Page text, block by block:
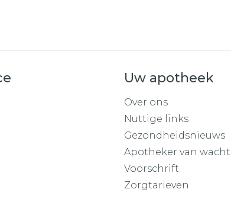
Uw apotheek
Over ons
Nuttige links
Gezondheidsnieuws
Apotheker van wacht
Voorschrift
Zorgtarieven